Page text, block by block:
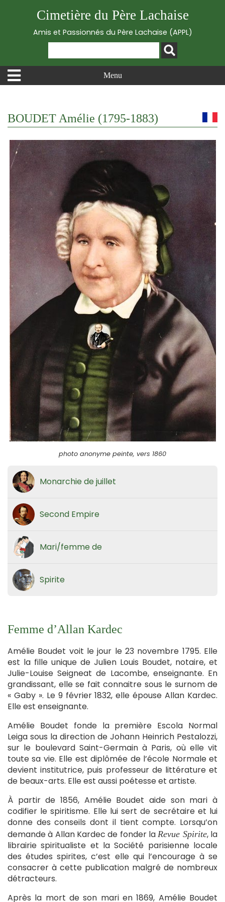
Cimetière du Père Lachaise
Amis et Passionnés du Père Lachaise (APPL)
Menu
BOUDET Amélie (1795-1883)
photo anonyme peinte, vers 1860
Monarchie de juillet
Second Empire
Mari/femme de
Spirite
Femme d’Allan Kardec
Amélie Boudet voit le jour le 23 novembre 1795. Elle
est la fille unique de Julien Louis Boudet, notaire, et
Julie-Louise Seigneat de Lacombe, enseignante. En
grandissant, elle se fait connaitre sous le surnom de
« Gaby ». Le 9 février 1832, elle épouse Allan Kardec.
Elle est enseignante.
Amélie Boudet fonde la première Escola Normal
Leiga sous la direction de Johann Heinrich Pestalozzi,
sur le boulevard Saint-Germain à Paris, où elle vit
toute sa vie. Elle est diplômée de l’école Normale et
devient institutrice, puis professeur de littérature et
de beaux-arts. Elle est aussi poétesse et artiste.
À partir de 1856, Amélie Boudet aide son mari à
codifier le spiritisme. Elle lui sert de secrétaire et lui
donne des conseils dont il tient compte. Lorsqu’on
demande à Allan Kardec de fonder laRevue Spirite, la
librairie spiritualiste et la Société parisienne locale
des études spirites, c’est elle qui l’encourage à se
consacrer à cette publication malgré de nombreux
détracteurs.
Après la mort de son mari en 1869, Amélie Boudet